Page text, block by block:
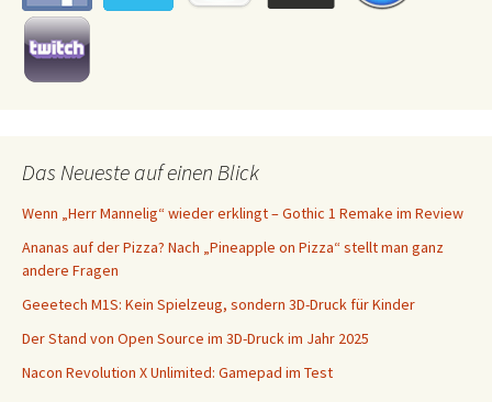
Das Neueste auf einen Blick
Wenn „Herr Mannelig“ wieder erklingt – Gothic 1 Remake im Review
Ananas auf der Pizza? Nach „Pineapple on Pizza“ stellt man ganz
andere Fragen
Geeetech M1S: Kein Spielzeug, sondern 3D-Druck für Kinder
Der Stand von Open Source im 3D-Druck im Jahr 2025
Nacon Revolution X Unlimited: Gamepad im Test